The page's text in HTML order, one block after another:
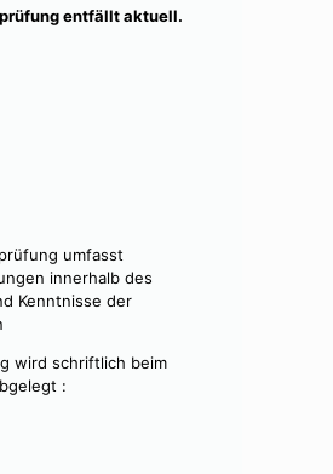
entfällt aktuell.
umfasst
innerhalb des
Kenntnisse der
wird schriftlich beim
: